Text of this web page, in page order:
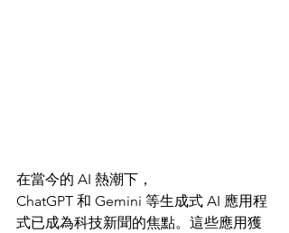
在當今的 AI 熱潮下，
ChatGPT 和 Gemini 等生成式 AI 應用程
式已成為科技新聞的焦點。這些應用獲